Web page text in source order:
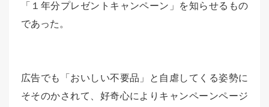
「１年分プレゼントキャンペーン」を知らせるもの
であった。
広告でも「おいしい不要品」と自虐してくる姿勢に
そそのかされて、好奇心によりキャンペーンページ